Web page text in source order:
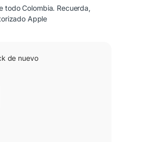
todo Colombia. Recuerda,
Apple
de nuevo